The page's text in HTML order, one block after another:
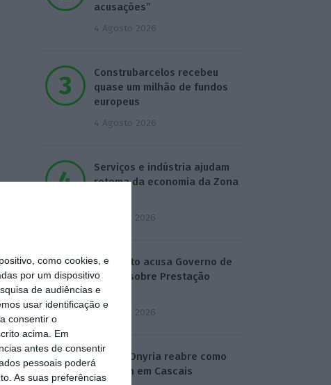
como cookies, e
por um dispositivo
de audiências e
usar identificação e
consentir o
acima. Em
antes de consentir
pessoais poderá
As suas preferências
acusações”
4 Agosto 2026
Construbarcelos recebeu
quase um milhão de fundos
europeus
4 Agosto 2026
Serviços e indústria ajudam
retoma da economia da Zona
5 Agosto 2026
Sindicato acusa Governo de
mentir sobre Prestação
Única
5 Agosto 2026
Antigo Onyria reabre como
Kimpton em Cascais